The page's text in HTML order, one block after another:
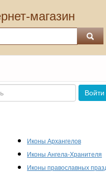
магазин
Войти
Иконы Архангелов
Иконы Ангела-Хранителя
Иконы православных